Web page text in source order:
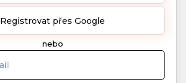
Registrovat přes Google
nebo